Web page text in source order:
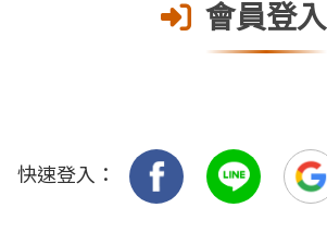
會員登入
快速登入：